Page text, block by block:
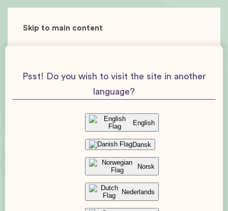
Skip to main content
Psst! Do you wish to visit the site in another
language?
English
Dansk
Norsk
Nederlands